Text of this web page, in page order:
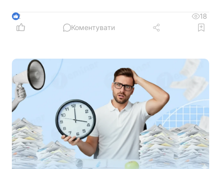
ділянок у межах населених пунктів, а також
земель, що перебувають у консервації чи
враховувати особливості, встановлені
Податковим кодексом України
2
18
Коментувати